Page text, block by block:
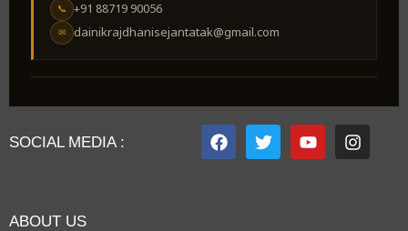
📞 +91 88719 90056
✉ dainikrajdhanisejantatak@gmail.com
SOCIAL MEDIA :
ABOUT US